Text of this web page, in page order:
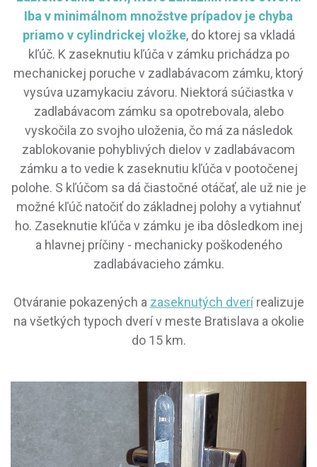
Iba v minimálnom množstve prípadov je chyba
priamo v cylindrickej vložke, do ktorej sa vkladá
kľúč. K zaseknutiu kľúča v zámku prichádza po
mechanickej poruche v zadlabávacom zámku, ktorý
vysúva uzamykaciu závoru. Niektorá súčiastka v
zadlabávacom zámku sa opotrebovala, alebo
vyskočila zo svojho uloženia, čo má za následok
zablokovanie pohyblivých dielov v zadlabávacom
zámku a to vedie k zaseknutiu kľúča v pootočenej
polohe. S kľúčom sa dá čiastočné otáčať, ale už nie je
možné kľúč natočiť do základnej polohy a vytiahnuť
ho. Zaseknutie kľúča v zámku je iba dôsledkom inej
a hlavnej príčiny - mechanicky poškodeného
zadlabávacieho zámku.
Otváranie pokazených a zaseknutých dverírealizuje
na všetkých typoch dverí v meste Bratislava a okolie
do 15 km.